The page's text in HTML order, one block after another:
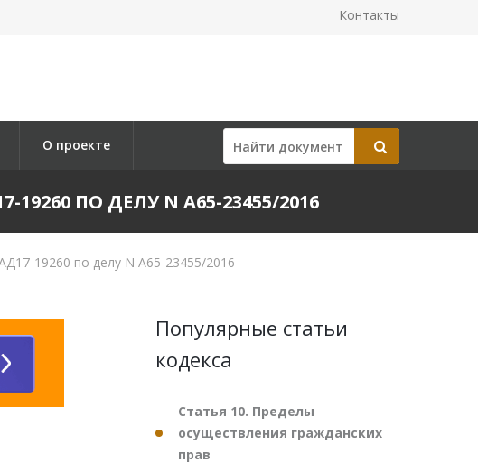
Контакты
О проекте
ПО ДЕЛУ N А65-23455/2016
19260 по делу N А65-23455/2016
Популярные статьи
кодекса
Статья 10. Пределы
осуществления гражданских
прав